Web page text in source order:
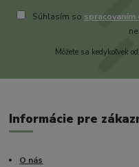
Súhlasím so spracovaním
Môžete sa kedykoľvek
Informácie pre
O nás